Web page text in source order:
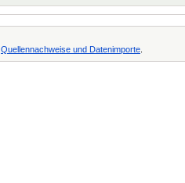
Quellennachweise und Datenimporte